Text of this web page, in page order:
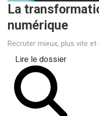
La
numérique
Recruter mieux, plus vite
Lire le dossier